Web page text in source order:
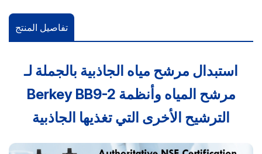
تفاصيل المنتج
استبدال مرشح مياه الجاذبية بالجملة لـ
Berkey BB9-2 مرشح المياه وأنظمة
الترشيح الأخرى التي تغذيها الجاذبية